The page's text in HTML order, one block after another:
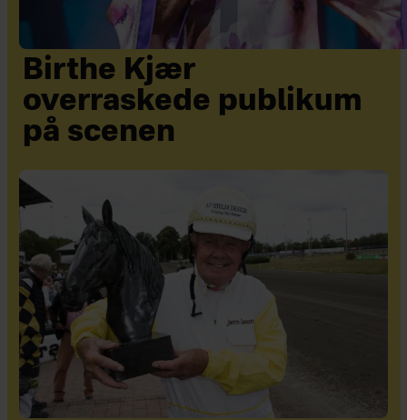
Birthe Kjær
overraskede publikum
på scenen